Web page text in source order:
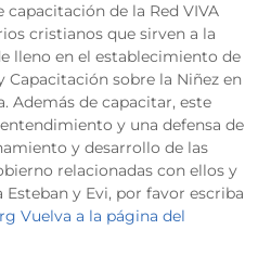
de la Red VIVA
cristianos que sirven a la
lleno en el establecimiento de
Capacitación sobre la Niñez en
Además de capacitar, este
y una defensa de
y desarrollo de las
relacionadas con ellos y
y Evi, por favor escriba
Vuelva a la página del